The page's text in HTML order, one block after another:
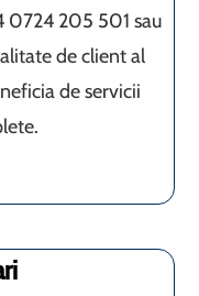
0724 205 501 sau
de client al
de servicii